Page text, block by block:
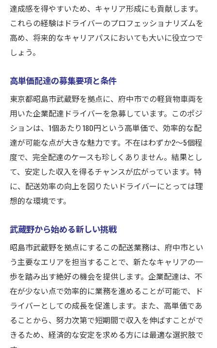
達成感を得やすいため、キャリア形成にも貢献します。
これらの経験はドライバーのプロフェッショナリズムを
高め、将来的なキャリアパスにおいても大いに役立つで
しょう。
高単価配達の募集要項と条件
東京都昭島市武蔵野を拠点に、府中市での軽貨物車両を
用いた企業配達ドライバーを急募しています。このポジ
ションは、1個あたり180円という高単価で、効率的な配
達が可能な点が大きな魅力です。不在はわずか2〜5個程
度で、完全配達のケースも珍しくありません。結果とし
て、安定した収入を得るチャンスが広がっています。特
に、配送効率の向上を図りたいドライバーにとっては理
想的な環境です。
武蔵野から始める新しい挑戦
昭島市武蔵野を拠点にするこの配送業務は、府中市とい
う主要なエリアを担当することで、新たなキャリアの一
歩を踏み出す絶好の機会を提供します。企業配達は、不
在が少ない点で効率的に業務を進めることが可能で、ド
ライバーとしての成長を促進します。また、高単価であ
ることから、努力次第で短期間で収入を伸ばすことがで
きるため、経済的な安定を求める方には最適な選択肢で